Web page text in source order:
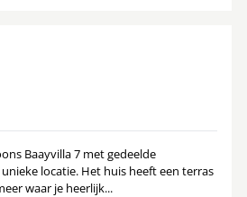
Baayvilla 7 met gedeelde
locatie. Het huis heeft een terras
waar je heerlijk...